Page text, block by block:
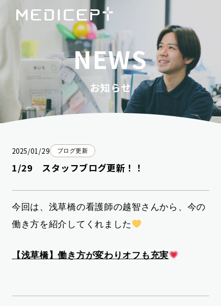
NEWS
お知らせ
2025/01/29 ブログ更新
1/29 スタッフブログ更新！！
今回は、浅草橋の看護師の越智さんから、今の
働き方を紹介してくれました
【浅草橋】働き方が変わりオフも充実